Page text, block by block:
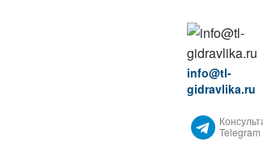
info@tl-
gidravlika.ru
Telegram